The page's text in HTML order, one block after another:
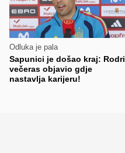
Odluka je pala
Sapunici je došao kraj: Rodri
večeras objavio gdje
nastavlja karijeru!